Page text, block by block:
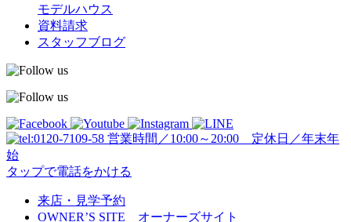
モデルハウス
資料請求
スタッフブログ
営業時間／10:00～20:00 定休日／年末年
始
タップで電話をかける
来店・見学予約
OWNER’S SITE オーナーズサイト